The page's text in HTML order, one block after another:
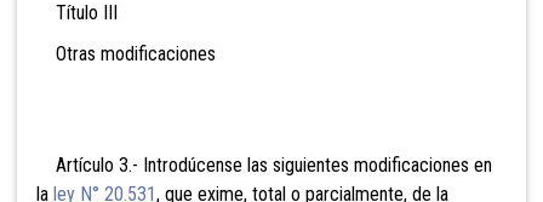
Título III
Otras modificaciones
Artículo 3.- Introdúcense las siguientes modificaciones en
la ley N° 20.531, que exime, total o parcialmente, de la